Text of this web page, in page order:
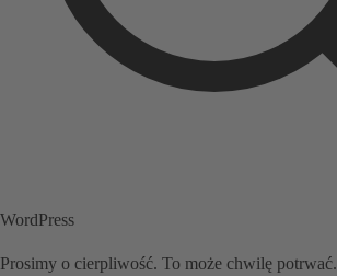
WordPress
Prosimy o cierpliwość. To może chwilę potrwać.